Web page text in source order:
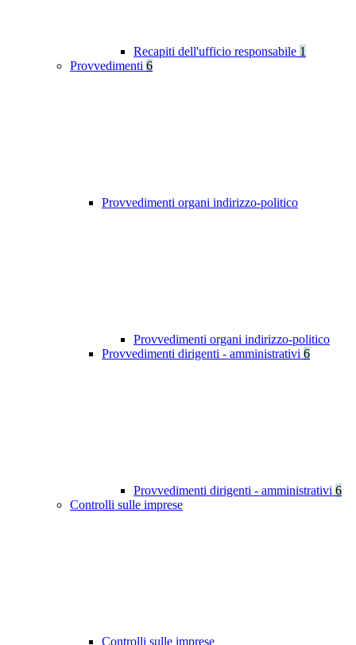
Recapiti dell'ufficio responsabile 1
Provvedimenti 6
Provvedimenti organi indirizzo-politico
Provvedimenti organi indirizzo-politico
Provvedimenti dirigenti - amministrativi 6
Provvedimenti dirigenti - amministrativi 6
Controlli sulle imprese
Controlli sulle imprese